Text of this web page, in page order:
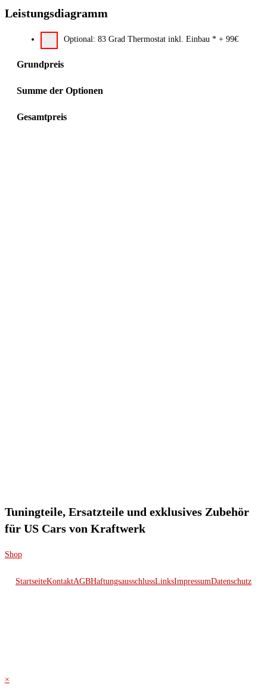
Leistungsdiagramm
Optional: 83 Grad Thermostat inkl. Einbau * + 99€
Grundpreis
Summe der Optionen
Gesamtpreis
Tuningteile, Ersatzteile und exklusives Zubehör
für US Cars von Kraftwerk
Shop
StartseiteKontaktAGBHaftungsausschlussLinksImpressumDatenschutz
×